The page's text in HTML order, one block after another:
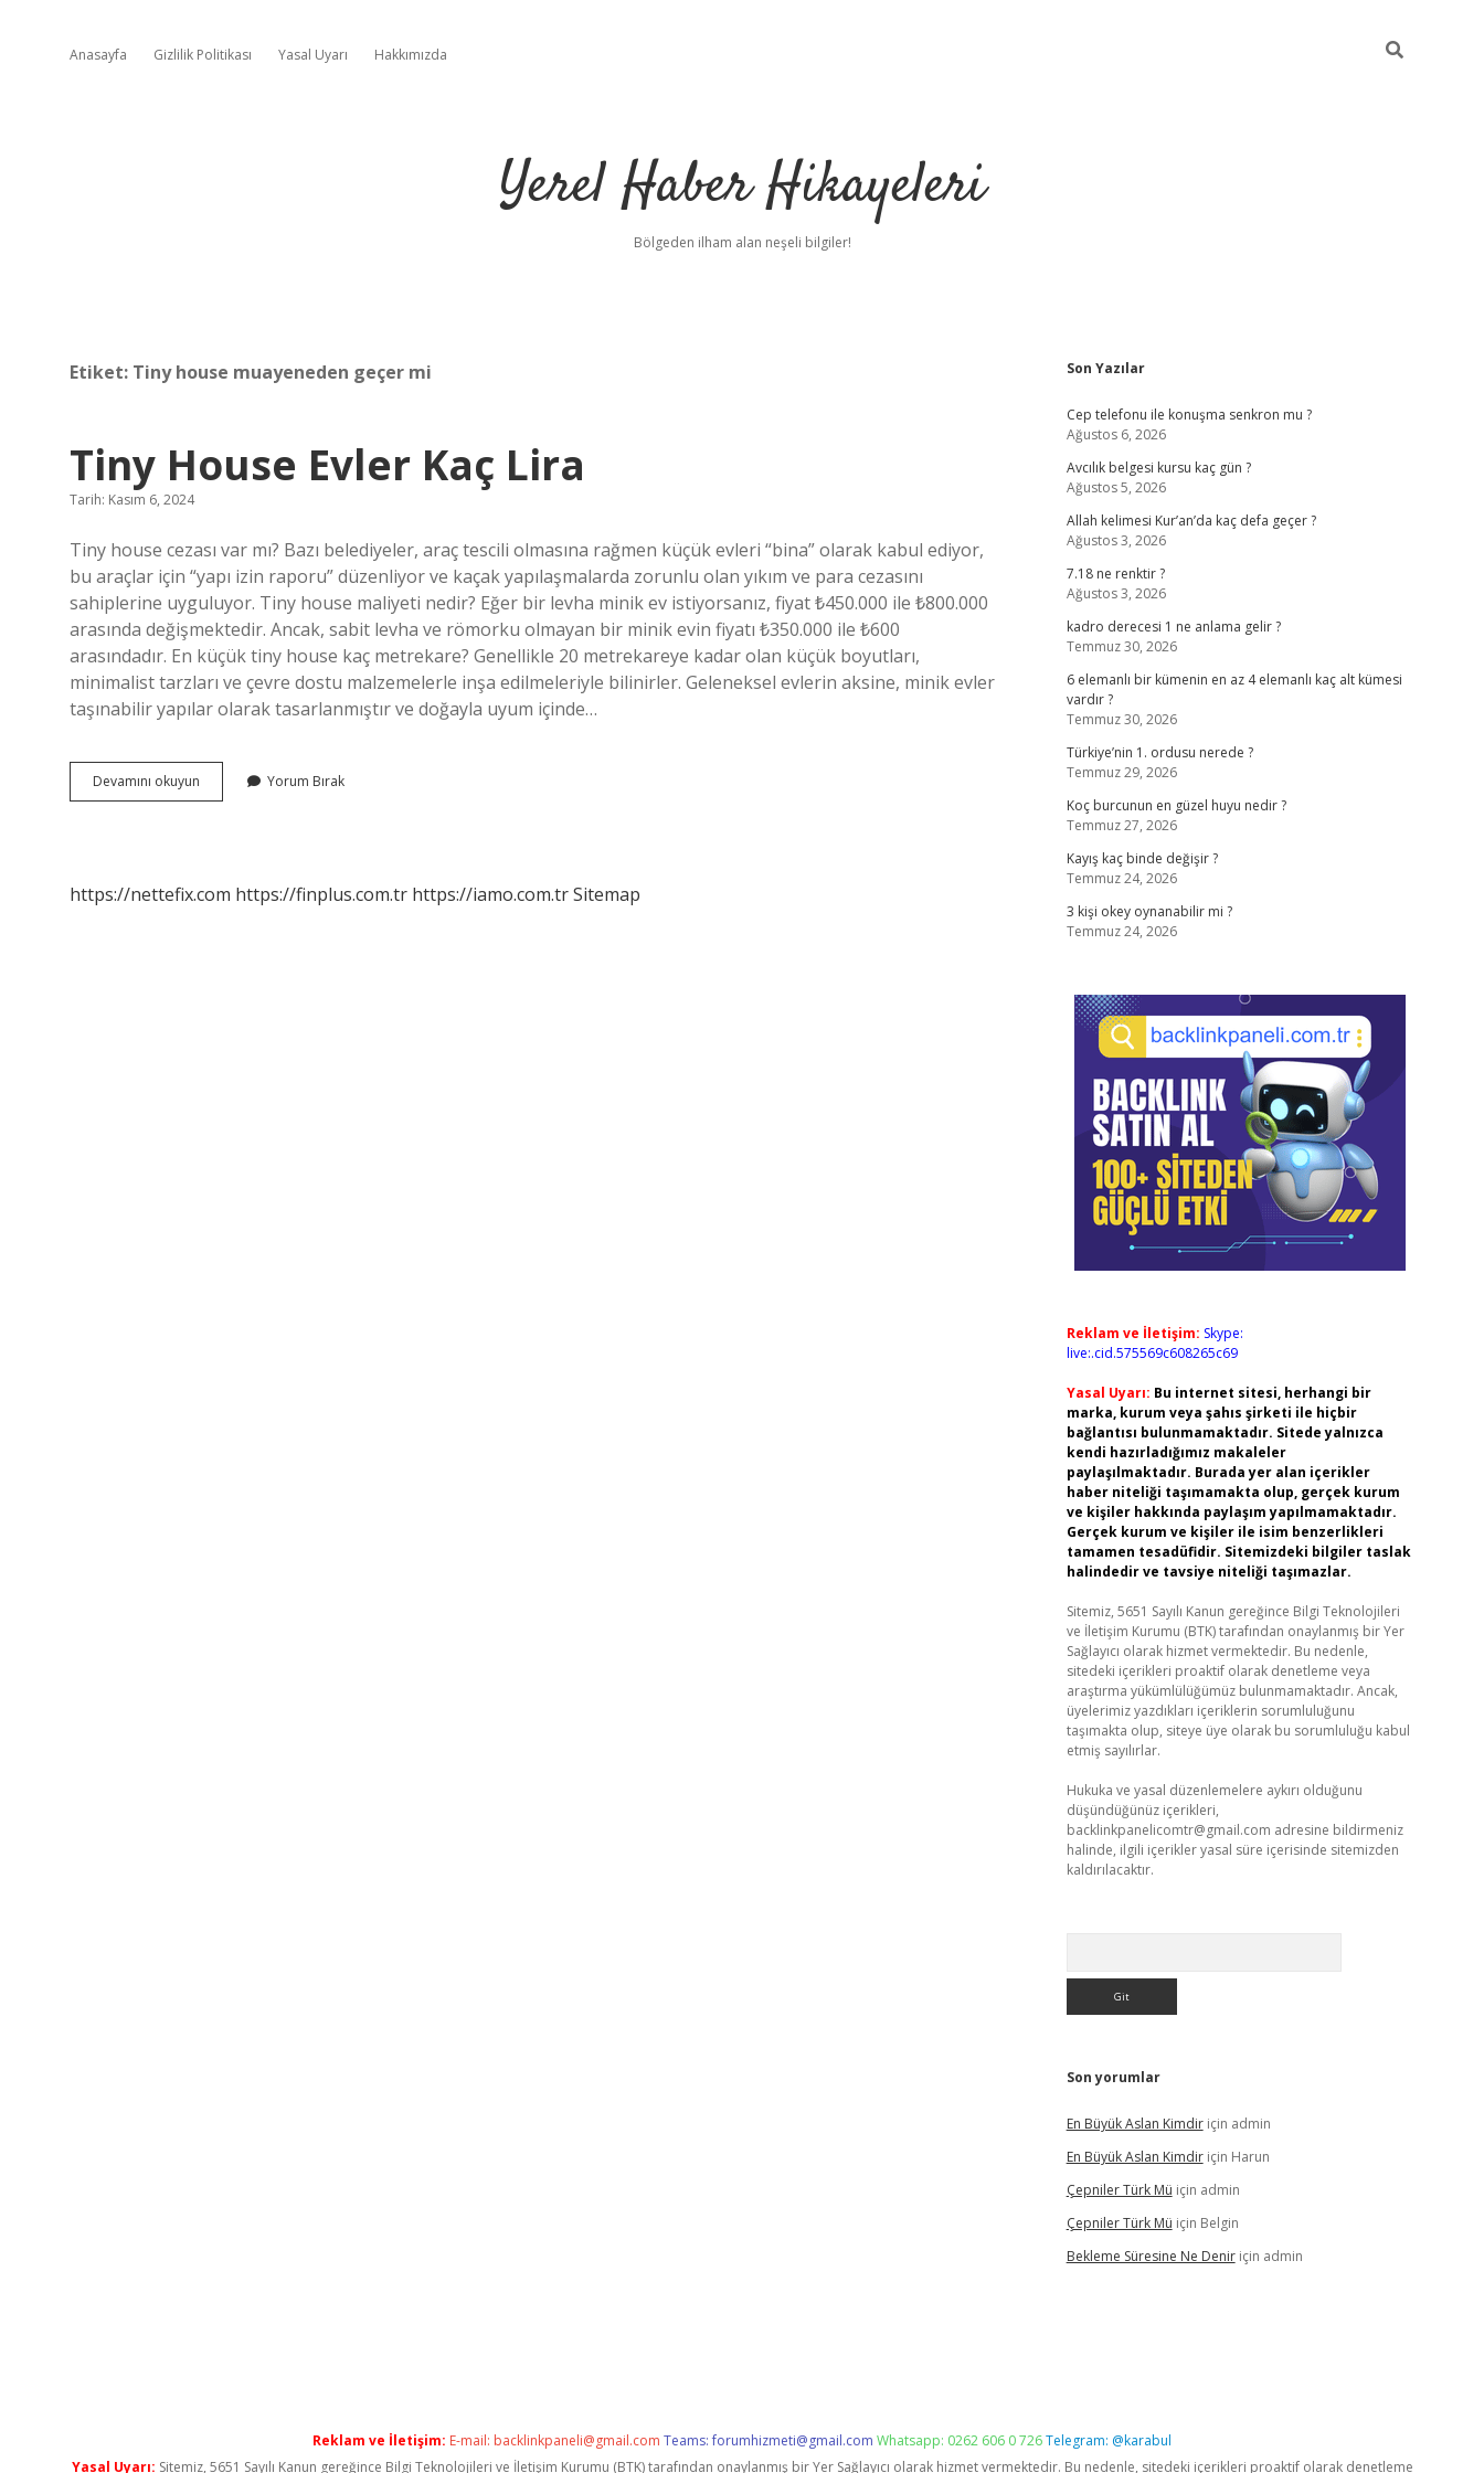
Anasayfa Gizlilik Politikası Yasal Uyarı Hakkımızda
Yerel Haber Hikayeleri
Bölgeden ilham alan neşeli bilgiler!
Etiket: Tiny house muayeneden geçer mi
Tiny House Evler Kaç Lira
Tarih: Kasım 6, 2024
Tiny house cezası var mı? Bazı belediyeler, araç tescili olmasına rağmen küçük evleri “bina” olarak kabul ediyor,
bu araçlar için “yapı izin raporu” düzenliyor ve kaçak yapılaşmalarda zorunlu olan yıkım ve para cezasını
sahiplerine uyguluyor. Tiny house maliyeti nedir? Eğer bir levha minik ev istiyorsanız, fiyat ₺450.000 ile ₺800.000
arasında değişmektedir. Ancak, sabit levha ve römorku olmayan bir minik evin fiyatı ₺350.000 ile ₺600
arasındadır. En küçük tiny house kaç metrekare? Genellikle 20 metrekareye kadar olan küçük boyutları,
minimalist tarzları ve çevre dostu malzemelerle inşa edilmeleriyle bilinirler. Geleneksel evlerin aksine, minik evler
taşınabilir yapılar olarak tasarlanmıştır ve doğayla uyum içinde…
Devamını okuyun
House
Yorum Bırak
https://nettefix.com https://finplus.com.tr https://iamo.com.trSitemap
Sidebar
Son Yazılar
Cep telefonu ile konuşma senkron mu ?
Ağustos 6, 2026
Avcılık belgesi kursu kaç gün ?
Ağustos 5, 2026
Allah kelimesi Kur’an’da kaç defa geçer ?
Ağustos 3, 2026
7.18 ne renktir ?
Ağustos 3, 2026
kadro derecesi 1 ne anlama gelir ?
Temmuz 30, 2026
6 elemanlı bir kümenin en az 4 elemanlı kaç alt kümesi
vardır ?
Temmuz 30, 2026
Türkiye’nin 1. ordusu nerede ?
Temmuz 29, 2026
Koç burcunun en güzel huyu nedir ?
Temmuz 27, 2026
Kayış kaç binde değişir ?
Temmuz 24, 2026
3 kişi okey oynanabilir mi ?
Temmuz 24, 2026
Reklam ve İletişim: Skype:
live:.cid.575569c608265c69
Yasal Uyarı: Bu internet sitesi, herhangi bir
marka, kurum veya şahıs şirketi ile hiçbir
bağlantısı bulunmamaktadır. Sitede yalnızca
kendi hazırladığımız makaleler
paylaşılmaktadır. Burada yer alan içerikler
haber niteliği taşımamakta olup, gerçek kurum
ve kişiler hakkında paylaşım yapılmamaktadır.
Gerçek kurum ve kişiler ile isim benzerlikleri
tamamen tesadüfidir. Sitemizdeki bilgiler taslak
halindedir ve tavsiye niteliği taşımazlar.
Sitemiz, 5651 Sayılı Kanun gereğince Bilgi Teknolojileri
ve İletişim Kurumu (BTK) tarafından onaylanmış bir Yer
Sağlayıcı olarak hizmet vermektedir. Bu nedenle,
sitedeki içerikleri proaktif olarak denetleme veya
araştırma yükümlülüğümüz bulunmamaktadır. Ancak,
üyelerimiz yazdıkları içeriklerin sorumluluğunu
taşımakta olup, siteye üye olarak bu sorumluluğu kabul
etmiş sayılırlar.
Hukuka ve yasal düzenlemelere aykırı olduğunu
düşündüğünüz içerikleri,
backlinkpanelicomtr@gmail.com adresine bildirmeniz
halinde, ilgili içerikler yasal süre içerisinde sitemizden
kaldırılacaktır.
Son yorumlar
En Büyük Aslan Kimdiriçin admin
En Büyük Aslan Kimdiriçin Harun
Çepniler Türk Mü için admin
Çepniler Türk Mü için Belgin
Bekleme Süresine Ne Deniriçin admin
Reklam ve İletişim: E-mail: backlinkpaneli@gmail.com Teams:forumhizmeti@gmail.com Whatsapp: 0262 606 0 726Telegram: @karabul
Yasal Uyarı: Sitemiz, 5651 Sayılı Kanun gereğince Bilgi Teknolojileri ve İletişim Kurumu (BTK) tarafından onaylanmış bir Yer Sağlayıcı olarak hizmet vermektedir. Bu nedenle, sitedeki içerikleri proaktif olarak denetleme